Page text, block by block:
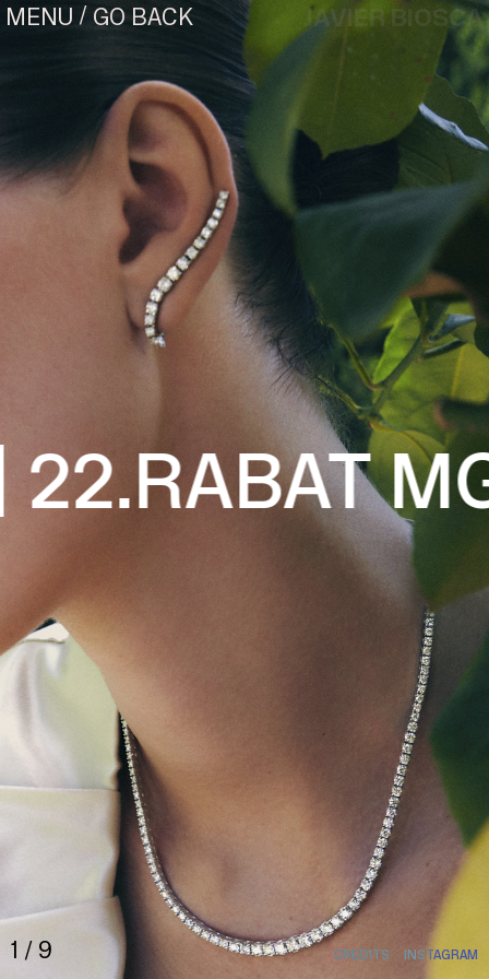
MENU JAVIER BIOSCA
¿#/*?
CONTACT
HOME
/ GO BACK
RABAT
1 / 9 CREDITS INSTAGRAM